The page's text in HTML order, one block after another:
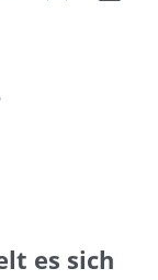
es sich